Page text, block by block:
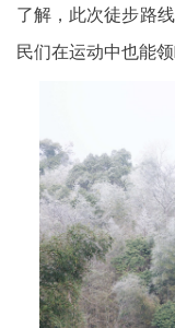
了解，此次徒步路
民们在运动中也能